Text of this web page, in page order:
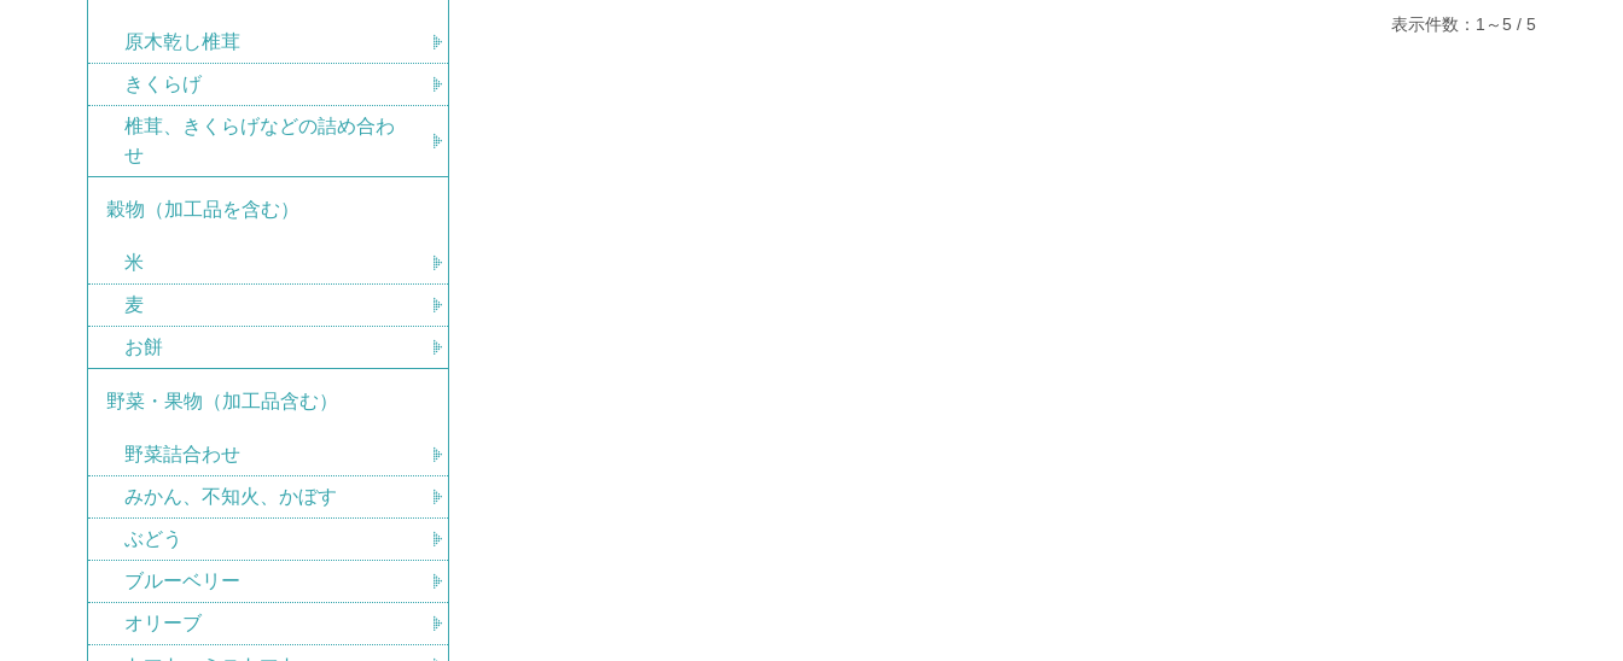
表示件数：1～5 / 5
原木乾し椎茸
きくらげ
椎茸、きくらげなどの詰め合わ
せ
穀物（加工品を含む）
米
麦
お餅
野菜・果物（加工品含む）
野菜詰合わせ
みかん、不知火、かぼす
ぶどう
ブルーベリー
オリーブ